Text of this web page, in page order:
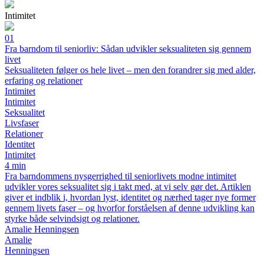
Intimitet
01
Fra barndom til seniorliv: Sådan udvikler seksualiteten sig gennem
livet
Seksualiteten følger os hele livet – men den forandrer sig med alder,
erfaring og relationer
Intimitet
Intimitet
Seksualitet
Livsfaser
Relationer
Identitet
Intimitet
4 min
Fra barndommens nysgerrighed til seniorlivets modne intimitet
udvikler vores seksualitet sig i takt med, at vi selv gør det. Artiklen
giver et indblik i, hvordan lyst, identitet og nærhed tager nye former
gennem livets faser – og hvorfor forståelsen af denne udvikling kan
styrke både selvindsigt og relationer.
Amalie Henningsen
Amalie
Henningsen